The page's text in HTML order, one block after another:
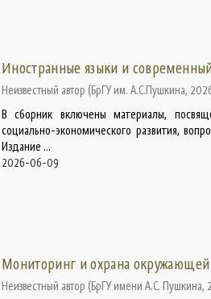
Иностранные языки и
Неизвестный автор (БрГУ им. А.С.Пушкина,
В сборник включены материалы,
социально-экономического развития,
Издание ...
2026-06-09
Мониторинг и охрана
Неизвестный автор (БрГУ имени А.С. Пушкина,